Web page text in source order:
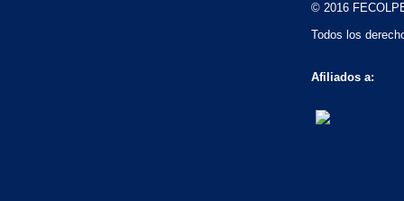
© 2016
Todos los
Afiliados a: